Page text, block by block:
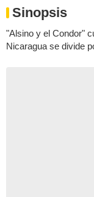
Sinopsis
"Alsino y el Condor"
Nicaragua se divide